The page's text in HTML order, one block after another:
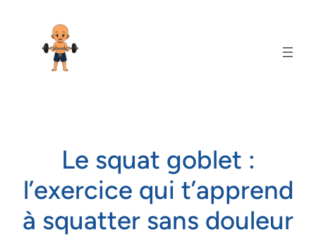
Le squat goblet :
l’exercice qui t’apprend
à squatter sans douleur